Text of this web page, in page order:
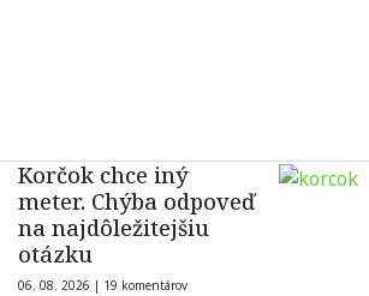
Korčok chce iný
meter. Chýba odpoveď
na najdôležitejšiu
otázku
06. 08. 2026 | 19 komentárov